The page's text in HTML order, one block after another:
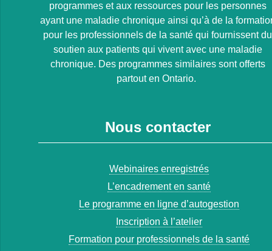
programmes et aux ressources pour les personnes
ayant une maladie chronique ainsi qu’à de la
pour les professionnels de la santé qui fournissent du
soutien aux patients qui vivent avec une maladie
chronique. Des programmes similaires sont offerts
partout en Ontario.
Nous contacter
Webinaires enregistrés
L’encadrement en santé
Le programme en ligne d’autogestion
Inscription à l’atelier
Formation pour professionnels de la santé